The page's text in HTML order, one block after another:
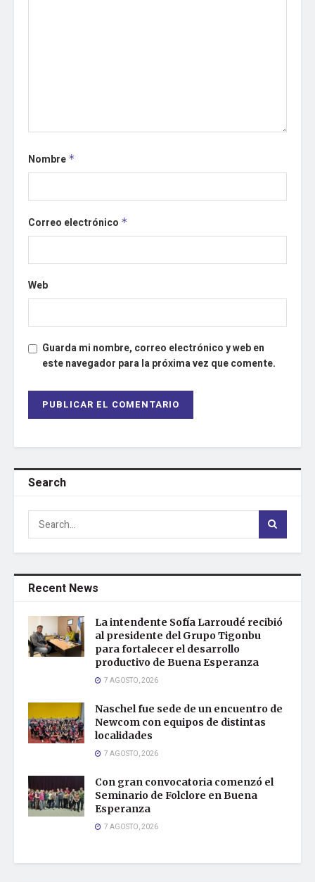
Nombre *
Correo electrónico *
Web
Guarda mi nombre, correo electrónico y web en
este navegador para la próxima vez que comente.
Search
Recent News
La intendente Sofía Larroudé recibió
al presidente del Grupo Tigonbu
para fortalecer el desarrollo
productivo de Buena Esperanza
7 AGOSTO, 2026
Naschel fue sede de un encuentro de
Newcom con equipos de distintas
localidades
7 AGOSTO, 2026
Con gran convocatoria comenzó el
Seminario de Folclore en Buena
Esperanza
7 AGOSTO, 2026